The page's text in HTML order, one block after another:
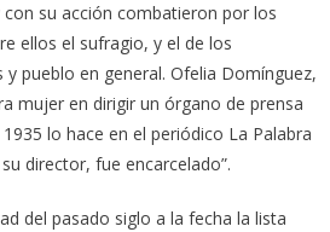
su acción combatieron por los
ellos el sufragio, y el de los
pueblo en general. Ofelia Domínguez,
mujer en dirigir un órgano de prensa
lo hace en el periódico La Palabra
director, fue encarcelado”.
del pasado siglo a la fecha la lista